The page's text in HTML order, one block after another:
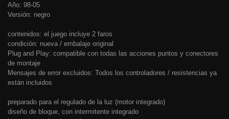
Año: 98-05
Versión: negro
contenidos: el juego incluye 2 faros
condición: nueva / embalaje original
Plug and Play: compatible con todas las acciones puntos y conectores
de montaje
Mensajes de error excluidos: Todos los controladores / resistencias ya
están incluidos
preparado para el regulado de la luz (motor integrado)
diseño de bloque, con intermitente integrado